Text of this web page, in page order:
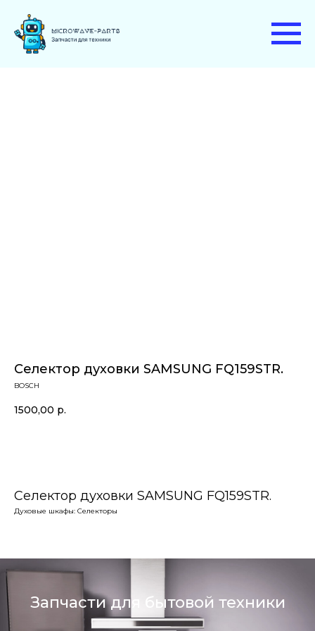
Селектор духовки SAMSUNG FQ159STR.
BOSCH
1500,00 р.
Селектор духовки SAMSUNG FQ159STR.
Духовые шкафы: Селекторы
Запчасти для бытовой техники